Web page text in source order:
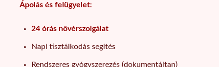
Ápolás és felügyelet:
24 órás nővérszolgálat
Napi tisztálkodás segítés
Rendszeres gyógyszerezés (dokumentáltan)